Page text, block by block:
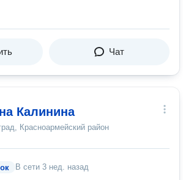
Чат
Калинина
Красноармейский район
В сети 3 нед. назад